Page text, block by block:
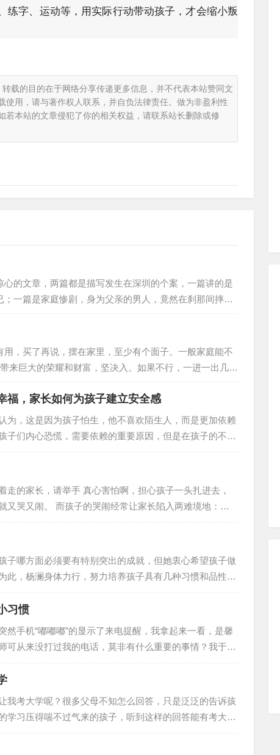
字、运动等，用实际行动带动孩子，才会缩小叛
载的目的在于网络分享传递更多信息，并不代表本站赞同文
用，请与著作权人联系，并自负法律责任。做为非盈利性
本站的文章侵犯了你的相关权益，请联系站长删除或修
的文章，两篇都是描写发生在深圳的个案，一篇讲的是
一篇是家庭惨剧，身为父亲的男人，竟然在刹那间摔死
的垃圾桶里。我的情绪自控能力，那怕心理学界的朋
：“你看看！这些人的心难道是铁做的吗？！”我知道，
，此刻，我不在咨询中，我是一个…
，买了再说，摆在家里，至少有个面子。一般家庭能不
来巨大的荣耀和财富，坚决入。如果不行，一进一出几十
年上班送快递，损失是30W。这几十个W，是你爸在太
办?在宿舍里睡懒觉，打游戏吗?不能啊!作为扩招前的
东西，可以无穷无尽…
福，家长如何为孩子建立安全感
为，这是因为孩子怕生，他不喜欢陌生人，而是更加依赖
子们内心恐慌，需要依赖的重要原因，但是在孩子的不安
。台剧《想见你》讲述的是一个年轻人之间的故事，在这
女儿，她的母亲重男轻女，家里什么都要给弟弟，包括
之一。陈韵如是一个从小就内向孤僻的女生，戴着一个耳
，可是那份拒绝让人以此保护自己的…
走的家长，请举手 真心害怕啊，担心孩子一头扎进去，
又哭又闹。 而孩子的哭闹经常让家长陷入两难境地：坚
会引发围观，又担心孩子之后留下心理阴影；心软买了的
厉，遇到这种情况应该怎么办才科学呢？别惊慌，孩子
所有幼儿都会哭闹。孩子闹脾气的原因有很多, 其中之一
…
子哪方面必须要有特别突出的成就，但她衷心希望孩子做
此，杨澜身体力行，努力培养孩子具有几种习惯和品性：
默感。 ● 不敷衍、不马虎 ● 认真对待孩子的每件小
10月20日，杨澜在上海又喜得一个六斤多重的小女儿，
。因为工作缘故，杨澜不能时时陪在孩子身边，不…
习惯
手机“嘟嘟嘟”的显示了来电提醒，我拿起来一看，是馨
可从来没打过我的电话，莫非有什么重要的事情？我于是
班主任的电话。要知道，现在对于我来说，千事万事都没
那边班主任很快的向我阐明了打电话的原因，由于明天
为分享育儿经的家长。一开始，我是抗拒的，首先是因为
目前带着孩子学拼音时才发现的；其…
我考大学呢？很多父母不知怎么回答，只是泛泛的告诉孩
学习压得喘不过气来的孩子，听到这样的回答能有考大学
么必须要上大学！同学 你的大学同学及朋友，将是你人
的重要性，仅次于你的亲人。 无论何时何地，你都有